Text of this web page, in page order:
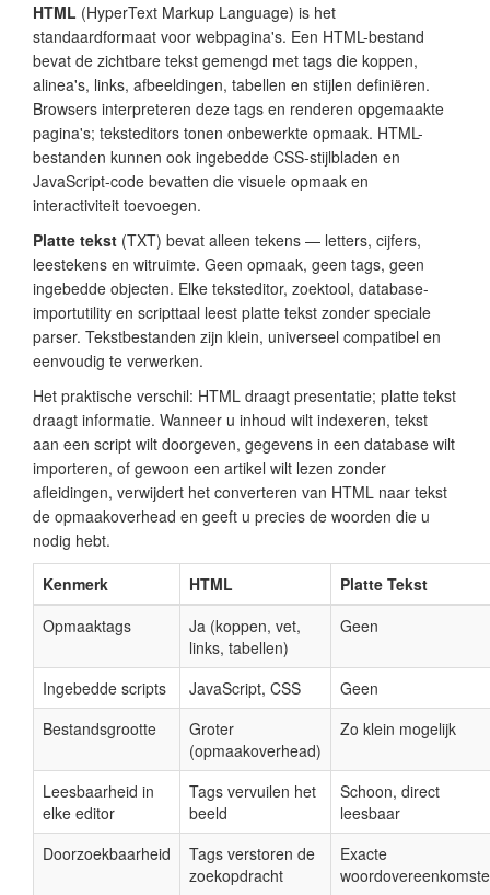
HTML (HyperText Markup Language) is het
standaardformaat voor webpagina's. Een HTML-bestand
bevat de zichtbare tekst gemengd met tags die koppen,
alinea's, links, afbeeldingen, tabellen en stijlen definiëren.
Browsers interpreteren deze tags en renderen opgemaakte
pagina's; teksteditors tonen onbewerkte opmaak. HTML-
bestanden kunnen ook ingebedde CSS-stijlbladen en
JavaScript-code bevatten die visuele opmaak en
interactiviteit toevoegen.
Platte tekst (TXT) bevat alleen tekens — letters, cijfers,
leestekens en witruimte. Geen opmaak, geen tags, geen
ingebedde objecten. Elke teksteditor, zoektool, database-
importutility en scripttaal leest platte tekst zonder speciale
parser. Tekstbestanden zijn klein, universeel compatibel en
eenvoudig te verwerken.
Het praktische verschil: HTML draagt presentatie; platte tekst
draagt informatie. Wanneer u inhoud wilt indexeren, tekst
aan een script wilt doorgeven, gegevens in een database wilt
importeren, of gewoon een artikel wilt lezen zonder
afleidingen, verwijdert het converteren van HTML naar tekst
de opmaakoverhead en geeft u precies de woorden die u
nodig hebt.
Kenmerk
HTML
Platte Tekst
Opmaaktags
Ja (koppen, vet,
links, tabellen)
Geen
Ingebedde scripts JavaScript, CSS
Geen
Bestandsgrootte
Groter
(opmaakoverhead)
Zo klein mogelijk
Leesbaarheid in
elke editor
Tags vervuilen het
beeld
Schoon, direct
leesbaar
Doorzoekbaarheid
Tags verstoren de
zoekopdracht
Exacte